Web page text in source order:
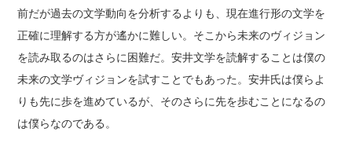
前だが過去の文学動向を分析するよりも、現在進行形の文学を
正確に理解する方が遙かに難しい。そこから未来のヴィジョン
を読み取るのはさらに困難だ。安井文学を読解することは僕の
未来の文学ヴィジョンを試すことでもあった。安井氏は僕らよ
りも先に歩を進めているが、そのさらに先を歩むことになるの
は僕らなのである。